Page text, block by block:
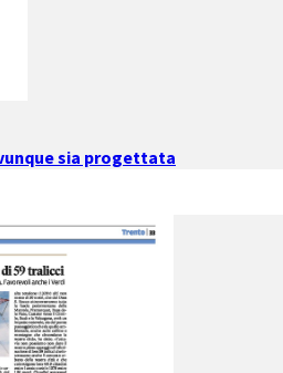
sia progettata